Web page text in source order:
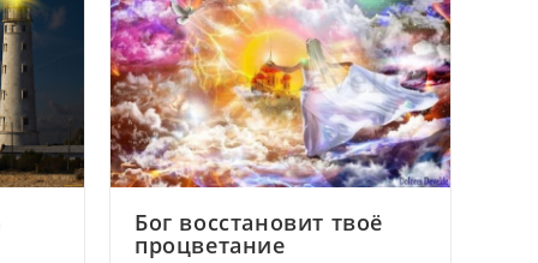
Бог восстановит твоё
процветание